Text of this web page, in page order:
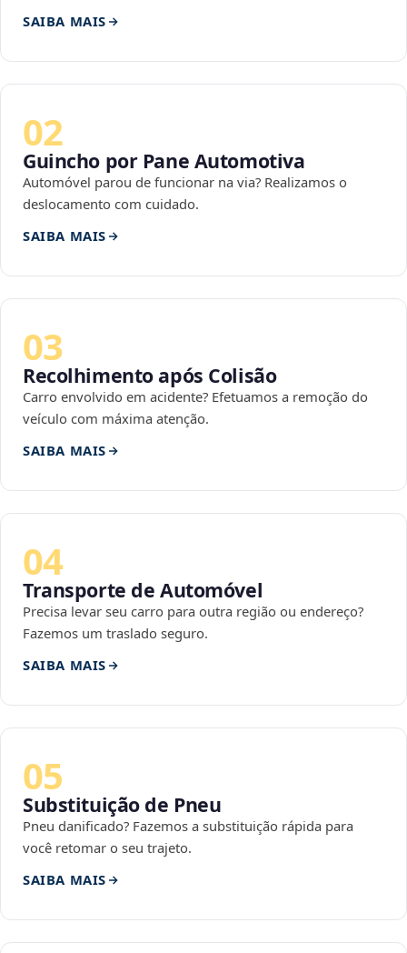
SAIBA MAIS
02
Guincho por Pane Automotiva
Automóvel parou de funcionar na via? Realizamos o
deslocamento com cuidado.
SAIBA MAIS
03
Recolhimento após Colisão
Carro envolvido em acidente? Efetuamos a remoção do
veículo com máxima atenção.
SAIBA MAIS
04
Transporte de Automóvel
Precisa levar seu carro para outra região ou endereço?
Fazemos um traslado seguro.
SAIBA MAIS
05
Substituição de Pneu
Pneu danificado? Fazemos a substituição rápida para
você retomar o seu trajeto.
SAIBA MAIS